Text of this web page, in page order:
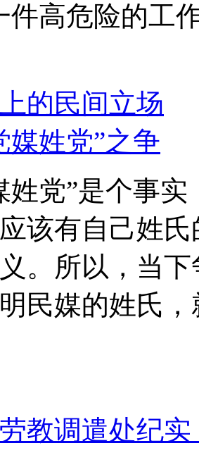
件高危险的工
的民间立场
姓党”之争
姓党”是个事
该有自己姓
。所以，当
民媒的姓氏
教调遣处纪实